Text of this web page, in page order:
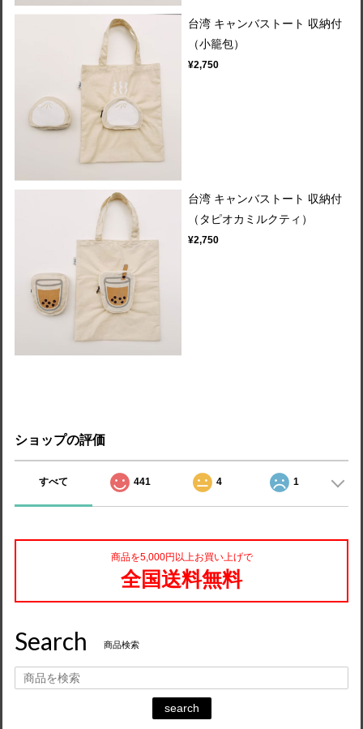
台湾 キャンバストート 収納付
（小籠包）
¥2,750
台湾 キャンバストート 収納付
（タピオカミルクティ）
¥2,750
ショップの評価
すべて 441 4 1
商品を5,000円以上お買い上げで
全国送料無料
Search 商品検索
search